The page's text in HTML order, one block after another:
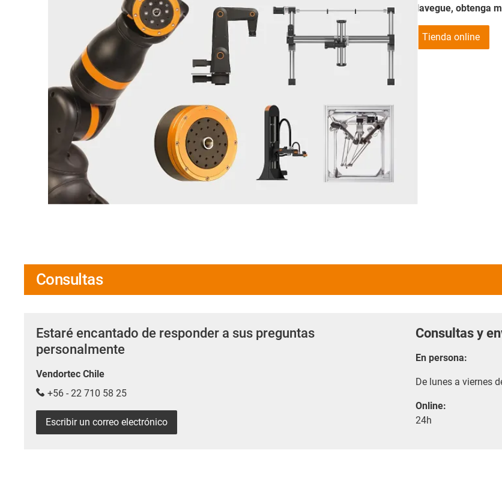
Navegue, obtenga
Tienda online
Consultas
Estaré encantado de responder a sus preguntas
personalmente
Vendortec Chile
+56 - 22 710 58 25
Escribir un correo electrónico
Consultas y
En persona:
De lunes a viernes
Online:
24h